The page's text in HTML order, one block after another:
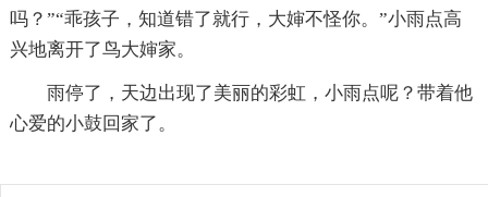
吗？”“乖孩子，知道错了就行，大婶不怪你。”小雨点高
兴地离开了鸟大婶家。
雨停了，天边出现了美丽的彩虹，小雨点呢？带着他
心爱的小鼓回家了。